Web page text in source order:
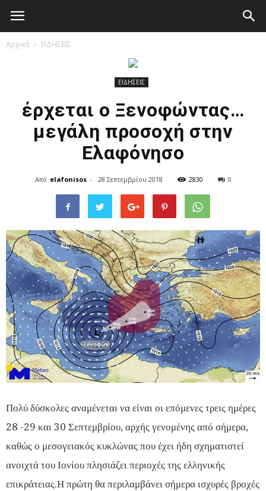
Elafonisos.Gr
Αρχική ΕΙΔΗΣΕΙΣ
ΕΙΔΗΣΕΙΣ
έρχεται ο Ξενοφώντας…
μεγάλη προσοχή στην
Ελαφόνησο
Από elafonisos - 28 Σεπτεμβρίου 2018 2830 0
Πολύ δύσκολες αναμένεται να είναι οι επόμενες τρεις ημέρες
28 -29 και 30 Σεπτεμβρίου, αρχής γενομένης από σήμερα,
καθώς ο μεσογειακός κυκλώνας που έχει ήδη σχηματιστεί
ανοιχτά του Ιονίου πλησιάζει περιοχές της ελληνικής
επικράτειας.Η πρώτη θα περιλαμβάνει σήμερα ισχυρές βροχές